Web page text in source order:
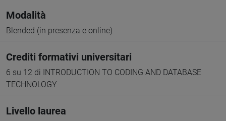
Modalità
Blended (in presenza e online)
Crediti formativi universitari
6 su 12 di INTRODUCTION TO CODING AND DATABASE
TECHNOLOGY
Livello laurea